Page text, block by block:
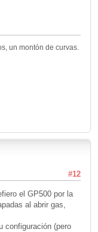
un montón de curvas.
#12
el GP500 por la
al abrir gas,
configuración (pero